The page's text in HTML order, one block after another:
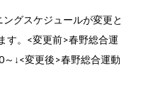
グスケジュールが変更と
す。<変更前>春野総合運
↓<変更後>春野総合運動